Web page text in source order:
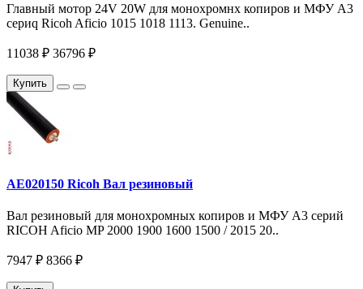
Главный мотор 24V 20W для монохромнх копиров и МФУ A3
сериq Ricoh Aficio 1015 1018 1113. Genuine..
11038 ₽ 36796 ₽
Купить
AE020150 Ricoh Вал резиновый
Вал резиновый для монохромных копиров и МФУ A3 серий
RICOH Aficio MP 2000 1900 1600 1500 / 2015 20..
7947 ₽ 8366 ₽